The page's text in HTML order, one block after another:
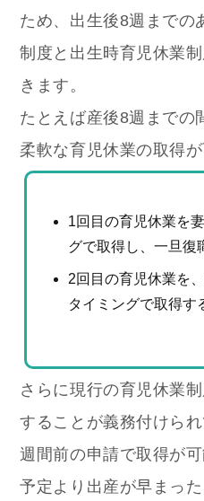
ため、出生後8週までの
制度と出生時育児休業
きます。
たとえば産後8週までの
柔軟な育児休業の取得が
1回目の育児休業を
グで取得し、一旦復
2回目の育児休業を
タイミングで取得す
さらに現行の育児休業
することが義務付けら
週間前の申請で取得が可
予定より出産が早まっ